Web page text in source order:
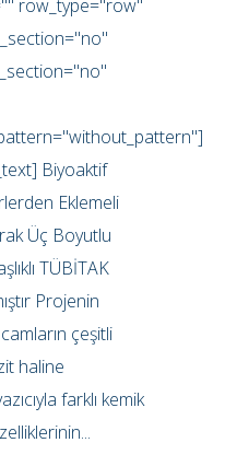
row_type="row"
Biyoaktif
Eklemeli
Üç Boyutlu
TÜBİTAK
Projenin
çeşitli
haline
farklı kemik